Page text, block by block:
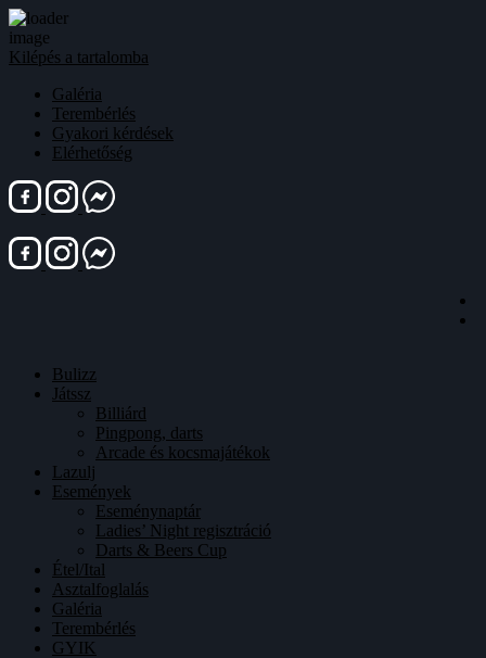
Kilépés a tartalomba
Galéria
Terembérlés
Gyakori kérdések
Elérhetőség
Bulizz
Játssz
Billiárd
Pingpong, darts
Arcade és kocsmajátékok
Lazulj
Események
Eseménynaptár
Ladies’ Night regisztráció
Darts & Beers Cup
Étel/Ital
Asztalfoglalás
Galéria
Terembérlés
GYIK